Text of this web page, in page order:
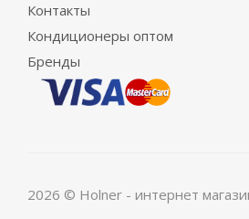
Контакты
Кондиционеры оптом
Бренды
2026 © Holner - интернет